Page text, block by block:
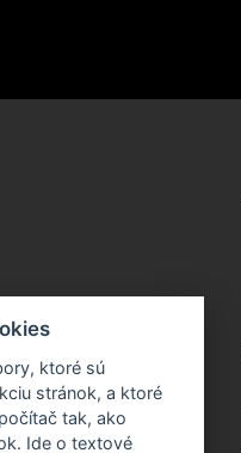
ktoré sú
stránok, a ktoré
tak, ako
Ide o textové